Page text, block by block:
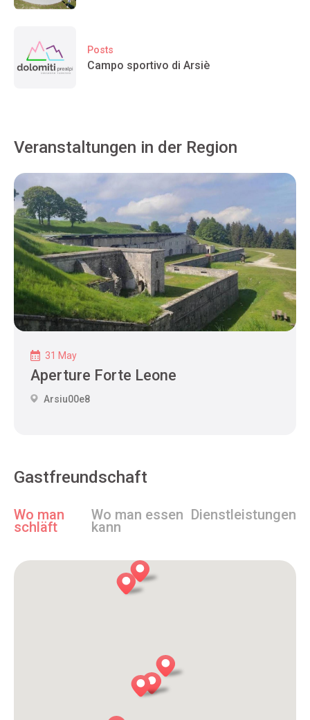
Posts
Campo sportivo di Arsiè
Veranstaltungen in der Region
31 May
Aperture Forte Leone
Arsiu00e8
Gastfreundschaft
Wo man
schläft
Wo man essen
kann
Dienstleistungen